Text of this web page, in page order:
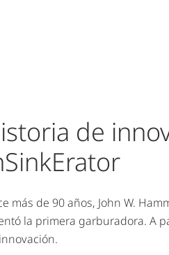
de
más de 90 años, John W.
la primera garburadora. A